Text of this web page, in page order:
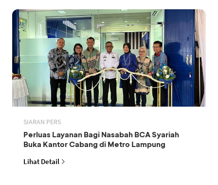
SIARAN PERS
Perluas Layanan Bagi Nasabah BCA Syariah
Buka Kantor Cabang di Metro Lampung
Lihat Detail